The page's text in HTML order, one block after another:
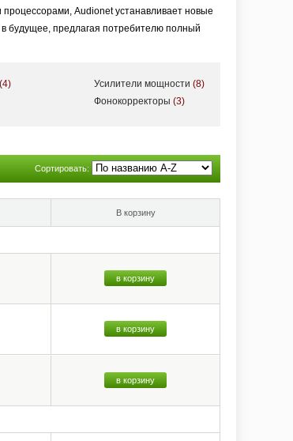
Audionet устанавливает новые
будущее, предлагая потребителю полный
(4)
Усилители мощности(8)
Фонокорректоры(3)
Сортировать:
В корзину
в корзину
в корзину
в корзину